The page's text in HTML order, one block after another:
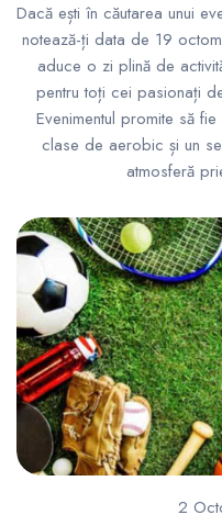
Dacă ești în căutarea unui
notează-ți data de 19
aduce o zi plină de
pentru toți cei pasionați
Evenimentul promite să
clase de aerobic și un
atmosferă
2